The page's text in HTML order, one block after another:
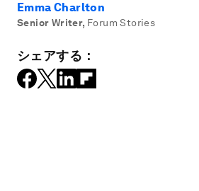
Emma Charlton
Senior Writer, Forum Stories
シェアする：